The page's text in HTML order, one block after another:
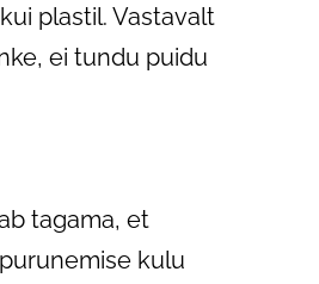
plastil. Vastavalt
ei tundu puidu
tagama, et
kulu